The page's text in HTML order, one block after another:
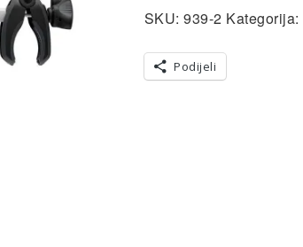
SKU:939-2 Kategorija:
Podijeli